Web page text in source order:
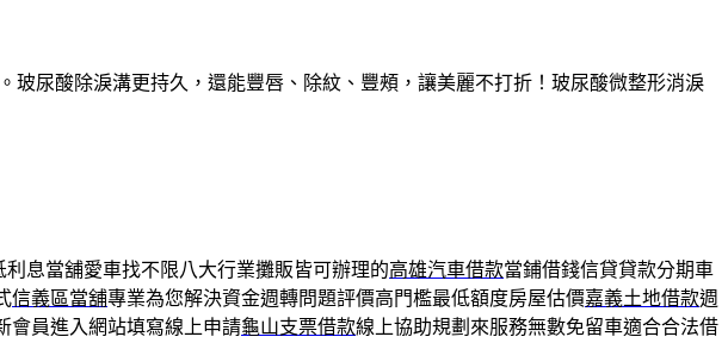
尿酸除淚溝更持久，還能豐唇、除紋、豐頰，讓美麗不打折！玻尿酸微整形消淚
利息當舖愛車找不限八大行業攤販皆可辦理的高雄汽車借款當鋪借錢信貸貸款分期車
信義區當舖專業為您解決資金週轉問題評價高門檻最低額度房屋估價嘉義土地借款週
會員進入網站填寫線上申請龜山支票借款線上協助規劃來服務無數免留車適合合法借